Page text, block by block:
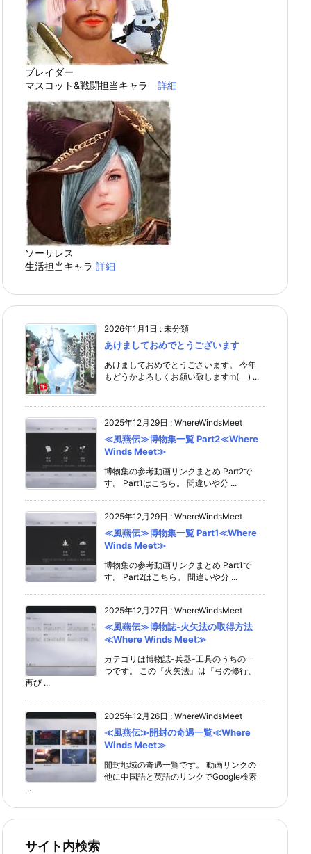
ブレイダー
マスコット&戦闘担当キャラ 詳細
ソーサレス
生活担当キャラ 詳細
2026年1月1日 : 未分類
あけましておめでとうございます
あけましておめでとうございます。 今年
もどうかよろしくお願い致しますm(_ _) ...
2025年12月29日 : WhereWindsMeet
≪風燕伝≫博物集一覧 Part2≪Where
Winds Meet≫
博物集の参考動画リンクまとめ Part2で
す。 Part1はこちら。 間違いや分 ...
2025年12月29日 : WhereWindsMeet
≪風燕伝≫博物集一覧 Part1≪Where
Winds Meet≫
博物集の参考動画リンクまとめ Part1で
す。 Part2はこちら。 間違いや分 ...
2025年12月27日 : WhereWindsMeet
≪風燕伝≫博物誌-火矢法の取得方法
≪Where Winds Meet≫
カテゴリは博物誌-兵器-工具のうちの一
つです。 この『火矢法』は『弓の修行、
再び ...
2025年12月26日 : WhereWindsMeet
≪風燕伝≫開封の奇遇一覧≪Where
Winds Meet≫
開封地域の奇遇一覧です。 動画リンクの
他に中国語と英語のリンクでGoogle検索
...
サイト内検索